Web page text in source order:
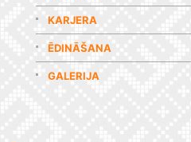
KARJERA
ĒDINĀŠANA
GALERIJA